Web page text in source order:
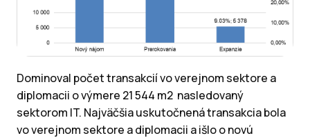
Dominoval počet transakcií vo verejnom sektore a
diplomacii o výmere 21 544 m2 nasledovaný
sektorom IT. Najväčšia uskutočnená transakcia bola
vo verejnom sektore a diplomacii a išlo o novú